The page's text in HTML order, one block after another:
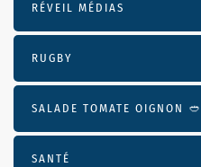
RÉVEIL MÉDIAS
RUGBY
SALADE TOMATE OIGNON 🥙
SANTÉ